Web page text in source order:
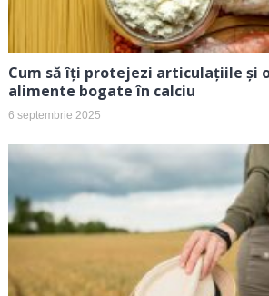
Cum să îți protejezi articulațiile și
alimente bogate în calciu
6 septembrie 2025